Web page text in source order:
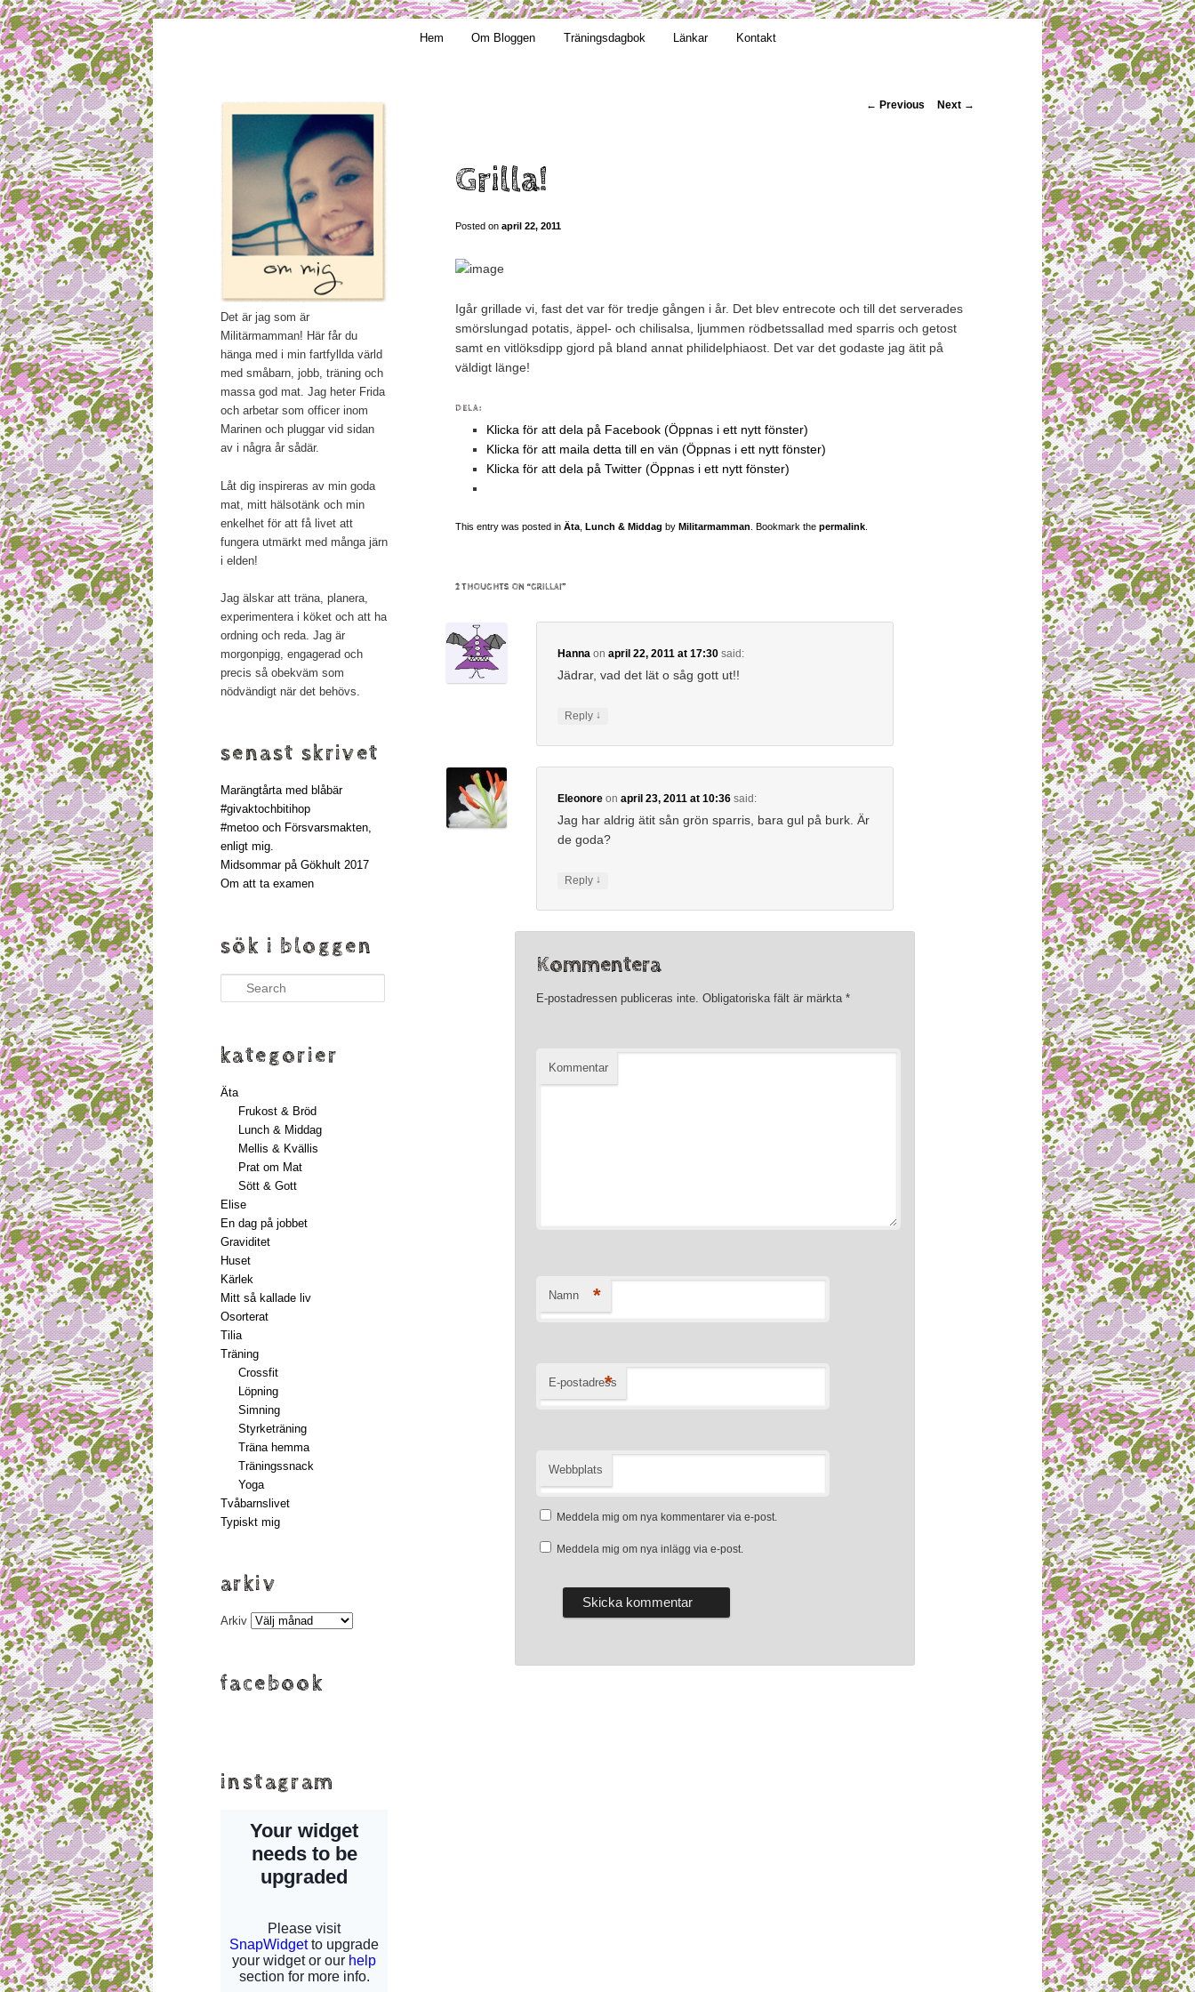
Mamma, militär och märkbart obekväm
Hem Om Bloggen Träningsdagbok Länkar Kontakt
Post navigation
← Previous Next →
Grilla!
Posted on april 22, 2011
Igår grillade vi, fast det var för tredje gången i år. Det blev entrecote och till det serverades
smörslungad potatis, äppel- och chilisalsa, ljummen rödbetssallad med sparris och getost
samt en vitlöksdipp gjord på bland annat philidelphiaost. Det var det godaste jag ätit på
väldigt länge!
DELA:
Klicka för att dela på Facebook (Öppnas i ett nytt fönster)
Klicka för att maila detta till en vän (Öppnas i ett nytt fönster)
Klicka för att dela på Twitter (Öppnas i ett nytt fönster)
This entry was posted in Äta Lunch & Middag by Militarmamman . Bookmark the permalink
2 THOUGHTS ON “GRILLA!”
Hannaon april 22, 2011 at 17:30 said:
Jädrar, vad det lät o såg gott ut!!
Reply ↓
Eleonoreon april 23, 2011 at 10:36 said:
Jag har aldrig ätit sån grön sparris, bara gul på burk. Är
de goda?
Reply ↓
Kommentera
E-postadressen publiceras inte. Obligatoriska fält är märkta *
Kommentar
Namn *
E-postadress
*
Webbplats
Meddela mig om nya kommentarer via e-post.
Meddela mig om nya inlägg via e-post.
Det är jag som är
Militärmamman! Här får du
hänga med i min fartfyllda värld
med småbarn, jobb, träning och
massa god mat. Jag heter Frida
och arbetar som officer inom
Marinen och pluggar vid sidan
av i några år sådär.
Låt dig inspireras av min goda
mat, mitt hälsotänk och min
enkelhet för att få livet att
fungera utmärkt med många järn
i elden!
Jag älskar att träna, planera,
experimentera i köket och att ha
ordning och reda. Jag är
morgonpigg, engagerad och
precis så obekväm som
nödvändigt när det behövs.
senast skrivet
Marängtårta med blåbär
#givaktochbitihop
#metoo och Försvarsmakten,
enligt mig.
Midsommar på Gökhult 2017
Om att ta examen
sök i bloggen
Search
kategorier
Äta
Frukost & Bröd
Lunch & Middag
Mellis & Kvällis
Prat om Mat
Sött & Gott
Elise
En dag på jobbet
Graviditet
Huset
Kärlek
Mitt så kallade liv
Osorterat
Tilia
Träning
Crossfit
Löpning
Simning
Styrketräning
Träna hemma
Träningssnack
Yoga
Tvåbarnslivet
Typiskt mig
arkiv
Arkiv
facebook
instagram